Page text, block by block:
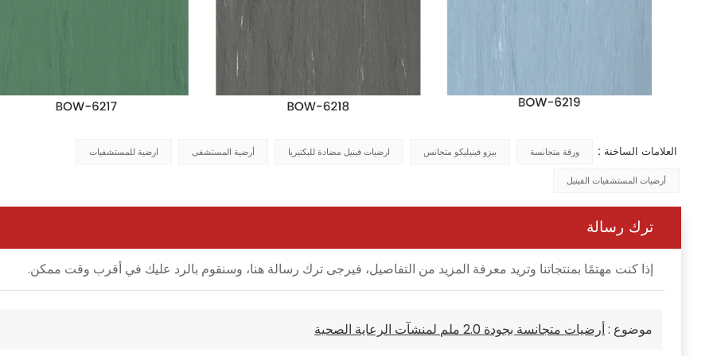
العلامات الساخنة : ورقة متجانسة بيزو فينيليكو متجانس ارضيات فينيل مضادة للبكتيريا أرضية المستشفى ارضية للمستشفيات
أرضيات المستشفيات الفينيل
ترك رسالة
إذا كنت مهتمًا بمنتجاتنا وتريد معرفة المزيد من التفاصيل، فيرجى ترك رسالة هنا، وسنقوم بالرد عليك في أقرب وقت ممكن.
موضوع :أرضيات متجانسة بجودة 2.0 ملم لمنشآت الرعاية الصحية